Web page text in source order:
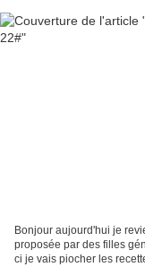
Bonjour aujourd'hui je
proposée par des filles
ci je vais piocher les